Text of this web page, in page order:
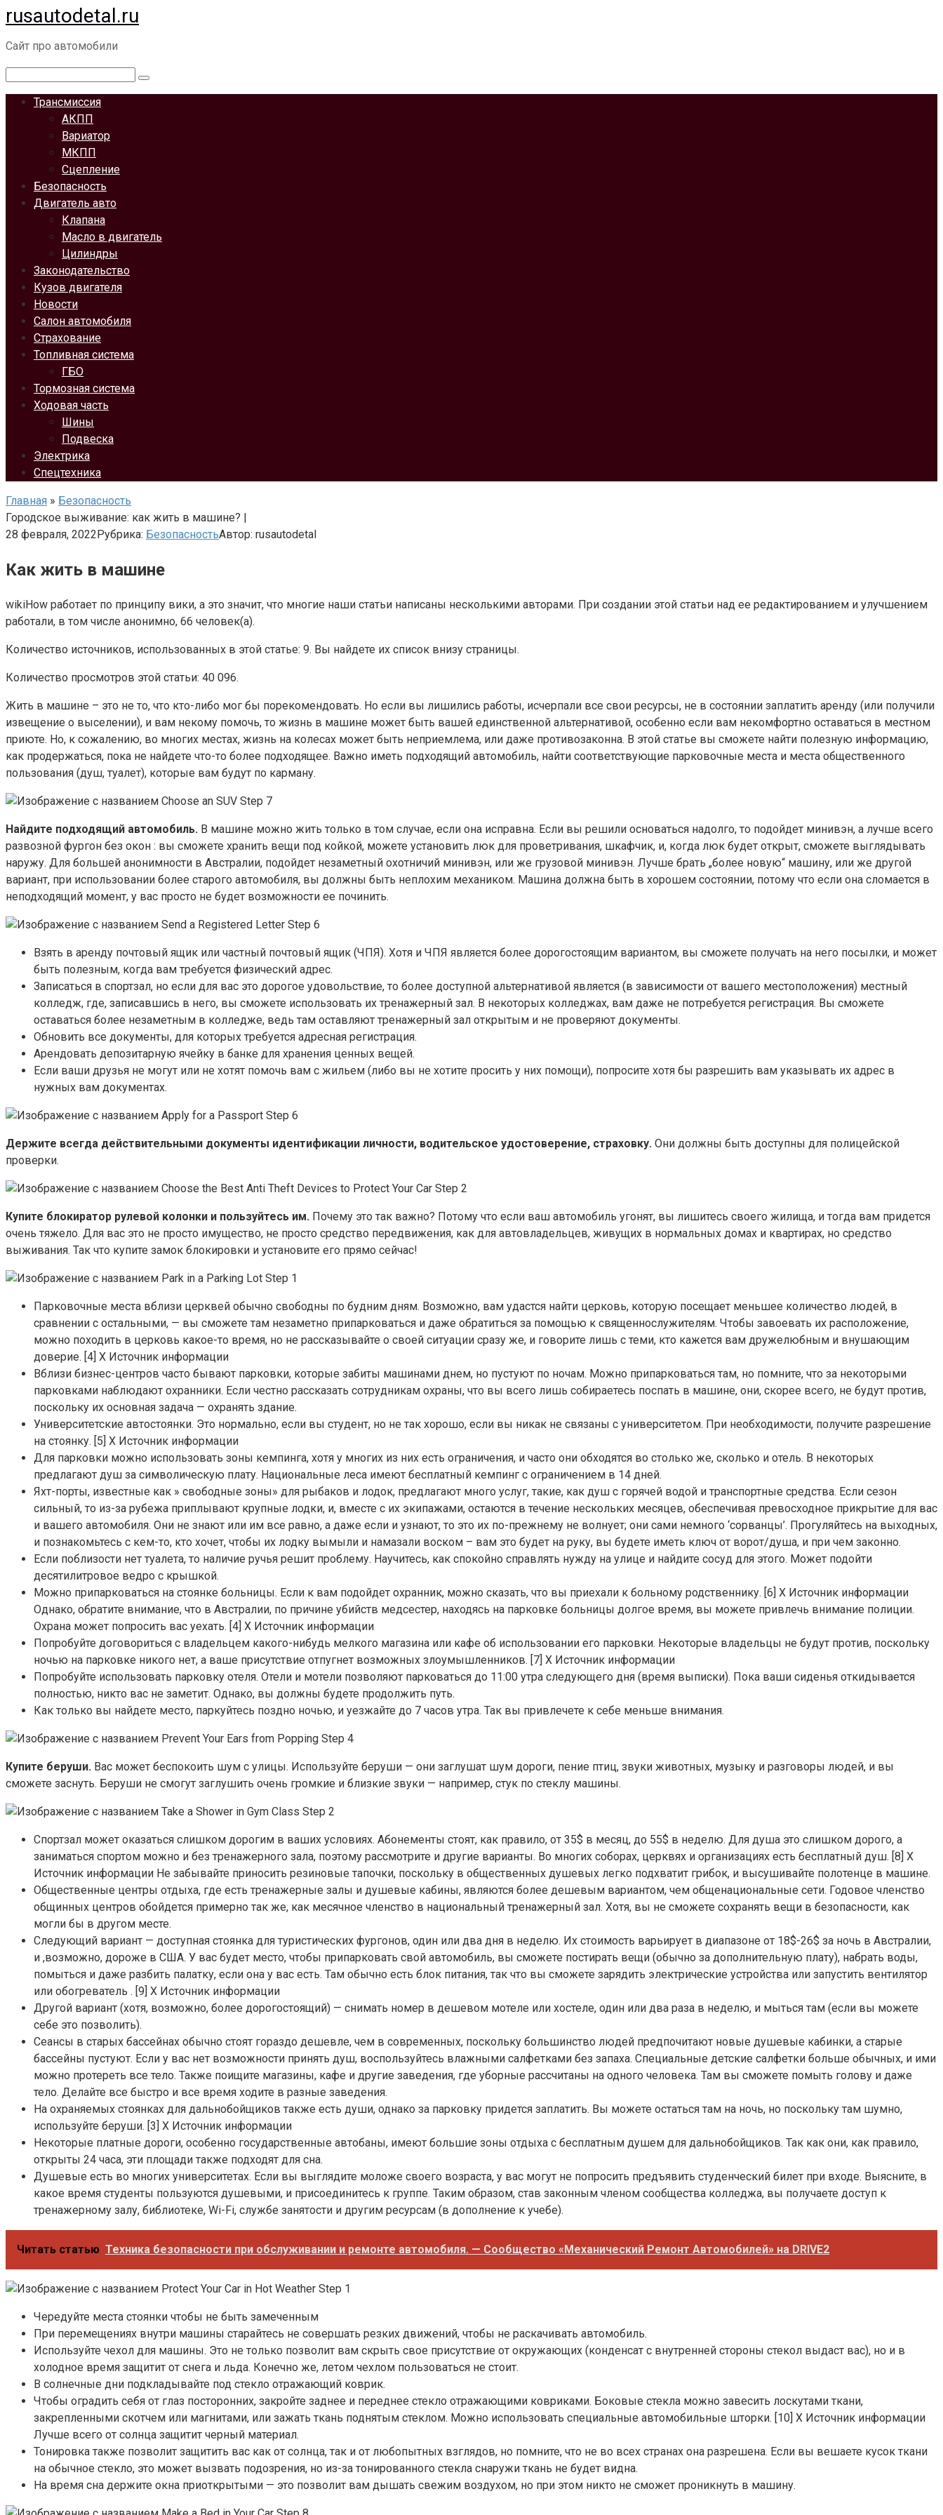
Перейти
к
контенту
rusautodetal.ru
Сайт про автомобили
Трансмиссия
АКПП
Вариатор
МКПП
Сцепление
Безопасность
Двигатель авто
Клапана
Масло в двигатель
Цилиндры
Законодательство
Кузов двигателя
Новости
Салон автомобиля
Страхование
Топливная система
ГБО
Тормозная система
Ходовая часть
Шины
Подвеска
Электрика
Спецтехника
Главная » Безопасность
Городское выживание: как жить в машине? |
28 февраля, 2022Рубрика: БезопасностьАвтор: rusautodetal
Как жить в машине
wikiHow работает по принципу вики, а это значит, что многие наши статьи написаны несколькими авторами. При создании этой статьи над ее редактированием и улучшением
работали, в том числе анонимно, 66 человек(а).
Количество источников, использованных в этой статье: 9. Вы найдете их список внизу страницы.
Количество просмотров этой статьи: 40 096.
Жить в машине – это не то, что кто-либо мог бы порекомендовать. Но если вы лишились работы, исчерпали все свои ресурсы, не в состоянии заплатить аренду (или получили
извещение о выселении), и вам некому помочь, то жизнь в машине может быть вашей единственной альтернативой, особенно если вам некомфортно оставаться в местном
приюте. Но, к сожалению, во многих местах, жизнь на колесах может быть неприемлема, или даже противозаконна. В этой статье вы сможете найти полезную информацию,
как продержаться, пока не найдете что-то более подходящее. Важно иметь подходящий автомобиль, найти соответствующие парковочные места и места общественного
пользования (душ, туалет), которые вам будут по карману.
Найдите подходящий автомобиль. В машине можно жить только в том случае, если она исправна. Если вы решили основаться надолго, то подойдет минивэн, а лучше всего
развозной фургон без окон : вы сможете хранить вещи под койкой, можете установить люк для проветривания, шкафчик, и, когда люк будет открыт, сможете выглядывать
наружу. Для большей анонимности в Австралии, подойдет незаметный охотничий минивэн, или же грузовой минивэн. Лучше брать „более новую“ машину, или же другой
вариант, при использовании более старого автомобиля, вы должны быть неплохим механиком. Машина должна быть в хорошем состоянии, потому что если она сломается в
неподходящий момент, у вас просто не будет возможности ее починить.
Взять в аренду почтовый ящик или частный почтовый ящик (ЧПЯ). Хотя и ЧПЯ является более дорогостоящим вариантом, вы сможете получать на него посылки, и может
быть полезным, когда вам требуется физический адрес.
Записаться в спортзал, но если для вас это дорогое удовольствие, то более доступной альтернативой является (в зависимости от вашего местоположения) местный
колледж, где, записавшись в него, вы сможете использовать их тренажерный зал. В некоторых колледжах, вам даже не потребуется регистрация. Вы сможете
оставаться более незаметным в колледже, ведь там оставляют тренажерный зал открытым и не проверяют документы.
Обновить все документы, для которых требуется адресная регистрация.
Арендовать депозитарную ячейку в банке для хранения ценных вещей.
Если ваши друзья не могут или не хотят помочь вам с жильем (либо вы не хотите просить у них помощи), попросите хотя бы разрешить вам указывать их адрес в
нужных вам документах.
Держите всегда действительными документы идентификации личности, водительское удостоверение, страховку. Они должны быть доступны для полицейской
проверки.
Купите блокиратор рулевой колонки и пользуйтесь им. Почему это так важно? Потому что если ваш автомобиль угонят, вы лишитесь своего жилища, и тогда вам придется
очень тяжело. Для вас это не просто имущество, не просто средство передвижения, как для автовладельцев, живущих в нормальных домах и квартирах, но средство
выживания. Так что купите замок блокировки и установите его прямо сейчас!
Парковочные места вблизи церквей обычно свободны по будним дням. Возможно, вам удастся найти церковь, которую посещает меньшее количество людей, в
сравнении с остальными, — вы сможете там незаметно припарковаться и даже обратиться за помощью к священнослужителям. Чтобы завоевать их расположение,
можно походить в церковь какое-то время, но не рассказывайте о своей ситуации сразу же, и говорите лишь с теми, кто кажется вам дружелюбным и внушающим
доверие. [4] X Источник информации
Вблизи бизнес-центров часто бывают парковки, которые забиты машинами днем, но пустуют по ночам. Можно припарковаться там, но помните, что за некоторыми
парковками наблюдают охранники. Если честно рассказать сотрудникам охраны, что вы всего лишь собираетесь поспать в машине, они, скорее всего, не будут против,
поскольку их основная задача — охранять здание.
Университетские автостоянки. Это нормально, если вы студент, но не так хорошо, если вы никак не связаны с университетом. При необходимости, получите разрешение
на стоянку. [5] X Источник информации
Для парковки можно использовать зоны кемпинга, хотя у многих из них есть ограничения, и часто они обходятся во столько же, сколько и отель. В некоторых
предлагают душ за символическую плату. Национальные леса имеют бесплатный кемпинг с ограничением в 14 дней.
Яхт-порты, известные как » свободные зоны» для рыбаков и лодок, предлагают много услуг, такие, как душ с горячей водой и транспортные средства. Если сезон
сильный, то из-за рубежа приплывают крупные лодки, и, вместе с их экипажами, остаются в течение нескольких месяцев, обеспечивая превосходное прикрытие для вас
и вашего автомобиля. Они не знают или им все равно, а даже если и узнают, то это их по-прежнему не волнует; они сами немного ‘сорванцы’. Прогуляйтесь на выходных,
и познакомьтесь с кем-то, кто хочет, чтобы их лодку вымыли и намазали воском – вам это будет на руку, вы будете иметь ключ от ворот/душа, и при чем законно.
Если поблизости нет туалета, то наличие ручья решит проблему. Научитесь, как спокойно справлять нужду на улице и найдите сосуд для этого. Может подойти
десятилитровое ведро с крышкой.
Можно припарковаться на стоянке больницы. Если к вам подойдет охранник, можно сказать, что вы приехали к больному родственнику. [6] X Источник информации
Однако, обратите внимание, что в Австралии, по причине убийств медсестер, находясь на парковке больницы долгое время, вы можете привлечь внимание полиции.
Охрана может попросить вас уехать. [4] X Источник информации
Попробуйте договориться с владельцем какого-нибудь мелкого магазина или кафе об использовании его парковки. Некоторые владельцы не будут против, поскольку
ночью на парковке никого нет, а ваше присутствие отпугнет возможных злоумышленников. [7] X Источник информации
Попробуйте использовать парковку отеля. Отели и мотели позволяют парковаться до 11:00 утра следующего дня (время выписки). Пока ваши сиденья откидывается
полностью, никто вас не заметит. Однако, вы должны будете продолжить путь.
Как только вы найдете место, паркуйтесь поздно ночью, и уезжайте до 7 часов утра. Так вы привлечете к себе меньше внимания.
Купите беруши. Вас может беспокоить шум с улицы. Используйте беруши — они заглушат шум дороги, пение птиц, звуки животных, музыку и разговоры людей, и вы
сможете заснуть. Беруши не смогут заглушить очень громкие и близкие звуки — например, стук по стеклу машины.
Спортзал может оказаться слишком дорогим в ваших условиях. Абонементы стоят, как правило, от 35$ в месяц, до 55$ в неделю. Для душа это слишком дорого, а
заниматься спортом можно и без тренажерного зала, поэтому рассмотрите и другие варианты. Во многих соборах, церквях и организациях есть бесплатный душ. [8] X
Источник информации Не забывайте приносить резиновые тапочки, поскольку в общественных душевых легко подхватит грибок, и высушивайте полотенце в машине.
Общественные центры отдыха, где есть тренажерные залы и душевые кабины, являются более дешевым вариантом, чем общенациональные сети. Годовое членство
общинных центров обойдется примерно так же, как месячное членство в национальный тренажерный зал. Хотя, вы не сможете сохранять вещи в безопасности, как
могли бы в другом месте.
Следующий вариант — доступная стоянка для туристических фургонов, один или два дня в неделю. Их стоимость варьирует в диапазоне от 18$-26$ за ночь в Австралии,
и ,возможно, дороже в США. У вас будет место, чтобы припарковать свой автомобиль, вы сможете постирать вещи (обычно за дополнительную плату), набрать воды,
помыться и даже разбить палатку, если она у вас есть. Там обычно есть блок питания, так что вы сможете зарядить электрические устройства или запустить вентилятор
или обогреватель . [9] X Источник информации
Другой вариант (хотя, возможно, более дорогостоящий) — снимать номер в дешевом мотеле или хостеле, один или два раза в неделю, и мыться там (если вы можете
себе это позволить).
Сеансы в старых бассейнах обычно стоят гораздо дешевле, чем в современных, поскольку большинство людей предпочитают новые душевые кабинки, а старые
бассейны пустуют. Если у вас нет возможности принять душ, воспользуйтесь влажными салфетками без запаха. Специальные детские салфетки больше обычных, и ими
можно протереть все тело. Также поищите магазины, кафе и другие заведения, где уборные рассчитаны на одного человека. Там вы сможете помыть голову и даже
тело. Делайте все быстро и все время ходите в разные заведения.
На охраняемых стоянках для дальнобойщиков также есть души, однако за парковку придется заплатить. Вы можете остаться там на ночь, но поскольку там шумно,
используйте беруши. [3] X Источник информации
Некоторые платные дороги, особенно государственные автобаны, имеют большие зоны отдыха с бесплатным душем для дальнобойщиков. Так как они, как правило,
открыты 24 часа, эти площади также подходят для сна.
Душевые есть во многих университетах. Если вы выглядите моложе своего возраста, у вас могут не попросить предъявить студенческий билет при входе. Выясните, в
какое время студенты пользуются душевыми, и присоединитесь к группе. Таким образом, став законным членом сообщества колледжа, вы получаете доступ к
тренажерному залу, библиотеке, Wi-Fi, службе занятости и другим ресурсам (в дополнение к учебе).
Читать статью Техника безопасности при обслуживании и ремонте автомобиля. — Сообщество «Механический Ремонт Автомобилей» на DRIVE2
Чередуйте места стоянки чтобы не быть замеченным
При перемещениях внутри машины старайтесь не совершать резких движений, чтобы не раскачивать автомобиль.
Используйте чехол для машины. Это не только позволит вам скрыть свое присутствие от окружающих (конденсат с внутренней стороны стекол выдаст вас), но и в
холодное время защитит от снега и льда. Конечно же, летом чехлом пользоваться не стоит.
В солнечные дни подкладывайте под стекло отражающий коврик.
Чтобы оградить себя от глаз посторонних, закройте заднее и переднее стекло отражающими ковриками. Боковые стекла можно завесить лоскутами ткани,
закрепленными скотчем или магнитами, или зажать ткань поднятым стеклом. Можно использовать специальные автомобильные шторки. [10] X Источник информации
Лучше всего от солнца защитит черный материал.
Тонировка также позволит защитить вас как от солнца, так и от любопытных взглядов, но помните, что не во всех странах она разрешена. Если вы вешаете кусок ткани
на обычное стекло, это может вызвать подозрения, но из-за тонированного стекла снаружи ткань не будет видна.
На время сна держите окна приоткрытыми — это позволит вам дышать свежим воздухом, но при этом никто не сможет проникнуть в машину.